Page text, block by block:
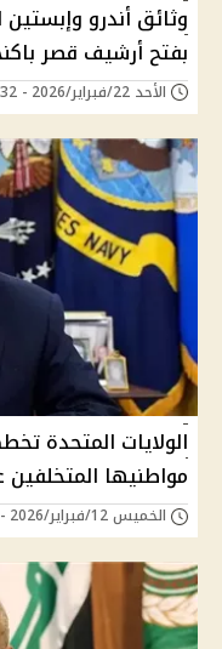
وثائق أندرو
بفتح أرشيف قصر
الأحد 22/فبراير/2026 - 12:32 م
الولايات المتحدة
مواطنيها المتخلفين
الخميس 12/فبراير/2026 - 08:46 ص